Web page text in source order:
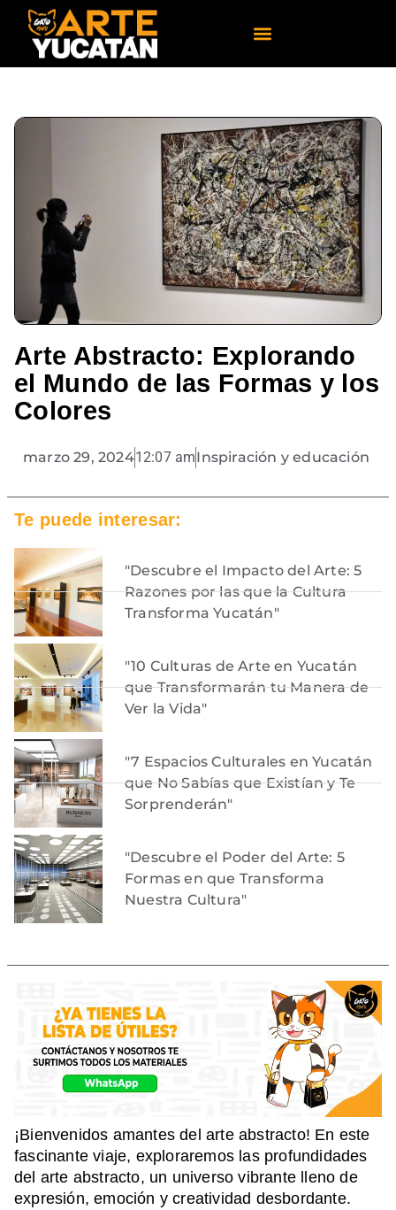
Arte Abstracto: Explorando
el Mundo de las Formas y los
Colores
marzo 29, 202412:07 amInspiración y educación
Te puede interesar:
"Descubre el Impacto del Arte: 5
Razones por las que la Cultura
Transforma Yucatán"
"10 Culturas de Arte en Yucatán
que Transformarán tu Manera de
Ver la Vida"
"7 Espacios Culturales en Yucatán
que No Sabías que Existían y Te
Sorprenderán"
"Descubre el Poder del Arte: 5
Formas en que Transforma
Nuestra Cultura"
¡Bienvenidos amantes del arte abstracto! En este
fascinante viaje, exploraremos las profundidades
del arte abstracto, un universo vibrante lleno de
expresión, emoción y creatividad desbordante.